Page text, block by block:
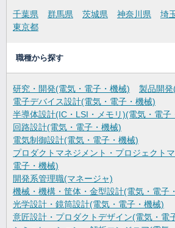
千葉県 群馬県 茨城県 神奈川県 埼
東京都
職種から探す
研究・開発(電気・電子・機械)
製品開
電子デバイス設計(電気・電子・機械)
半導体設計(IC・LSI・メモリ)(電気・電子
回路設計(電気・電子・機械)
電気制御設計(電気・電子・機械)
プロダクトマネジメント・プロジェクト
電子・機械)
開発系管理職(マネージャ)
機械・機構・筐体・金型設計(電気・電子
光学設計・鏡筒設計(電気・電子・機械)
意匠設計・プロダクトデザイン(電気・電